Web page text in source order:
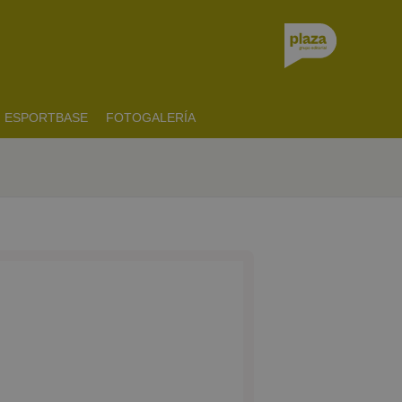
ESPORTBASE FOTOGALERÍA